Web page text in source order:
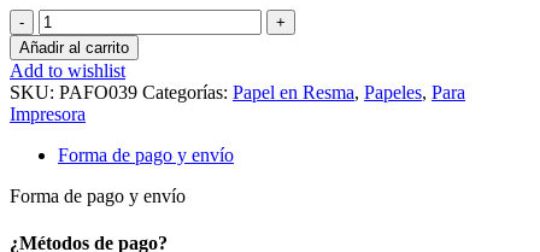
PAPEL
LASER
A4
EN
250
GRS
PAQUETE
125
cantidad
Añadir al carrito
Add to wishlist
SKU: PAFO039 Categorías: Papel en Resma, Papeles, Para
Impresora
Forma de pago y envío
Forma de pago y envío
¿Métodos de pago?